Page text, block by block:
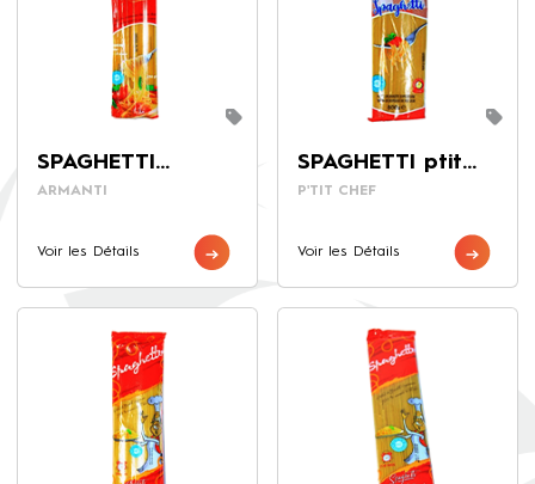
SPAGHETTI
ARMANTI 250G
ARMANTI
Voir les Détails
SPAGHETTI ptit
chef 500g
P'TIT CHEF
Voir les Détails